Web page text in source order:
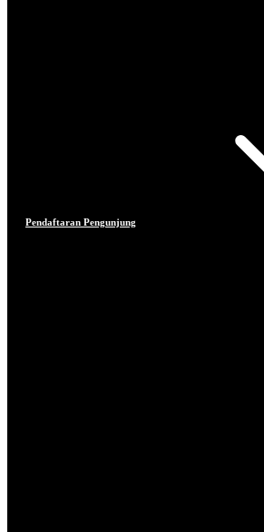
Pendaftaran Pengunjung